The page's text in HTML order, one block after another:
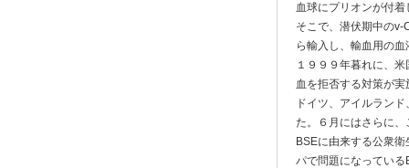
血球にプリオンが付
そこで、潜伏期中のv-
ら輸入し、輸血用の
１９９９年暮れに、
血を拒否する対策が
ドイツ、アイルラン
た。６月にはさらに
BSEに由来する公衆
パで問題になってい